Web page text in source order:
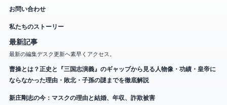
お問い合わせ
私たちのストーリー
最新記事
最新の編集デスク更新へ素早くアクセス。
曹操とは？正史と『三国志演義』のギャップから見る人物像・功績・皇帝に
ならなかった理由・敗北・子孫の謎までを徹底解説
新庄剛志の今：マスクの理由と結婚、年収、詐欺被害